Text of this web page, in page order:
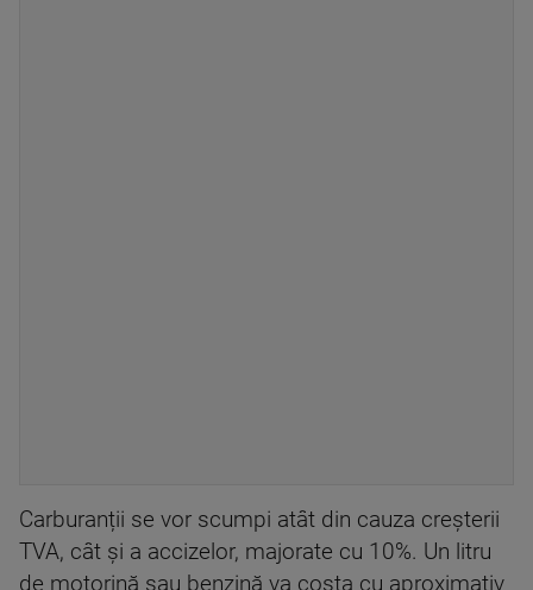
Carburanții se vor scumpi atât din cauza creșterii
TVA, cât și a accizelor, majorate cu 10%. Un litru
de motorină sau benzină va costa cu aproximativ